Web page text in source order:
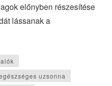
előnyben részesítése
lássanak a
uzsonna